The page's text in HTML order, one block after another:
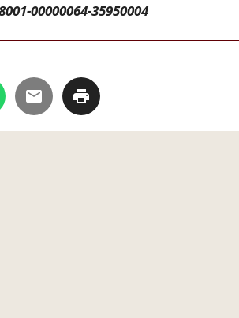
00000064-35950004